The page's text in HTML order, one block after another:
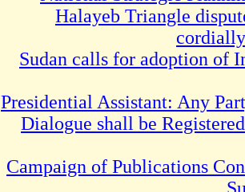
Halayeb Triangle
Sudan calls for adoption of
Presidential Assistant: Any
Dialogue shall be
Campaign of Publications